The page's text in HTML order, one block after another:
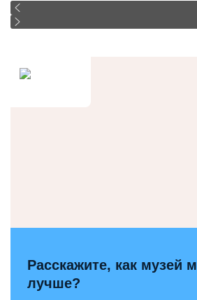
Расскажите, как музей
лучше?